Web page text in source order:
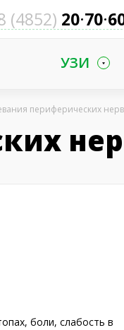
(4852) 20 70
УЗИ
периферических
боли, слабость в